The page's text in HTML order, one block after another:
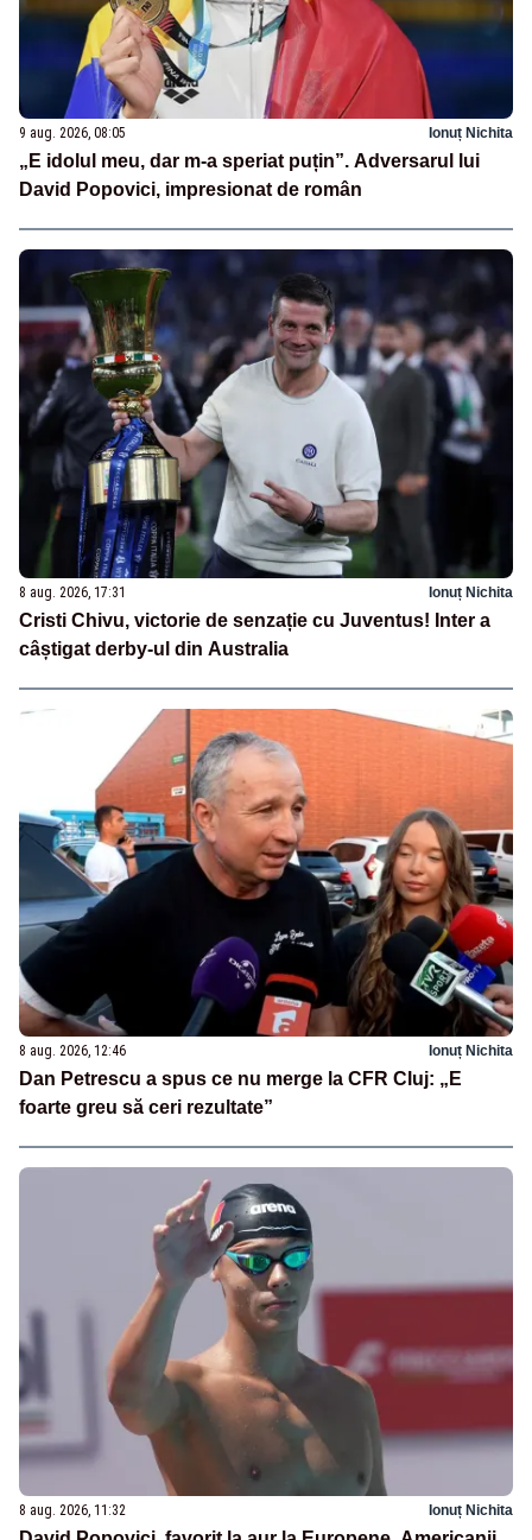
9 aug. 2026, 08:05 Ionuț Nichita
„E idolul meu, dar m-a speriat puțin”. Adversarul lui
David Popovici, impresionat de român
8 aug. 2026, 17:31 Ionuț Nichita
Cristi Chivu, victorie de senzație cu Juventus! Inter a
câștigat derby-ul din Australia
8 aug. 2026, 12:46 Ionuț Nichita
Dan Petrescu a spus ce nu merge la CFR Cluj: „E
foarte greu să ceri rezultate”
8 aug. 2026, 11:32 Ionuț Nichita